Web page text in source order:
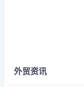
外贸资讯